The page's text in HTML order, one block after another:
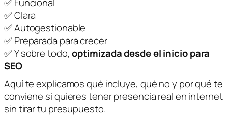
✅ Clara
✅ Autogestionable
✅ Preparada para crecer
✅ Y sobre todo,optimizada desde el inicio para
SEO
Aquí te explicamos qué incluye, qué no y por qué te
conviene si quieres tener presencia real en internet
sin tirar tu presupuesto.